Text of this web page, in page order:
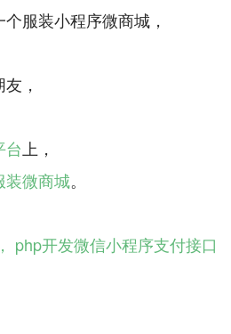
服装小程序微商城，
，
台
装微商城
php开发微信小程序支付接口